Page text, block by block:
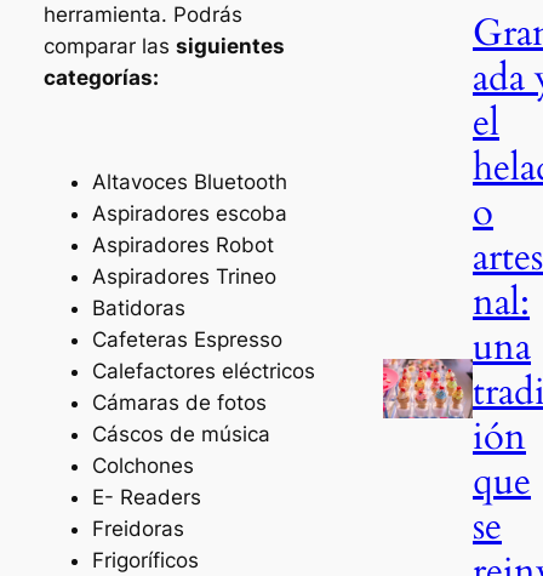
herramienta. Podrás
comparar las siguientes
categorías:
Altavoces Bluetooth
Aspiradores escoba
Aspiradores Robot
Aspiradores Trineo
Batidoras
Cafeteras Espresso
Calefactores eléctricos
Cámaras de fotos
Cáscos de música
Colchones
E- Readers
Freidoras
Frigoríficos
ada
el
o
nal:
una
ión
que
se